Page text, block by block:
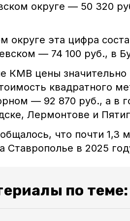
округе — 50 320
округе эта цифра
— 74 100 руб., в
КМВ цены
квадратного
— 92 870 руб., а в
Лермонтове и
что почти 1,3
Ставрополье в 2025
по теме: